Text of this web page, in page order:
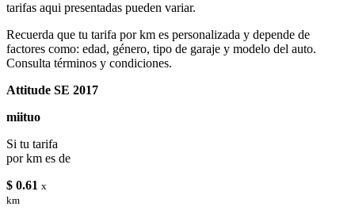
tarifas aqui presentadas pueden variar.
Recuerda que tu tarifa por km es personalizada y depende de
factores como: edad, género, tipo de garaje y modelo del auto.
Consulta términos y condiciones.
Attitude SE 2017
miituo
Si tu tarifa
por km es de
$ 0.61 x
km